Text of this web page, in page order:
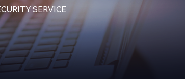
SERVICE